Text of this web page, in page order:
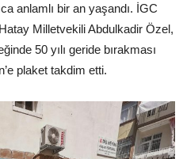
anlamlı bir an yaşandı. İGC
Milletvekili Abdulkadir Özel,
50 yılı geride bırakması
plaket takdim etti.